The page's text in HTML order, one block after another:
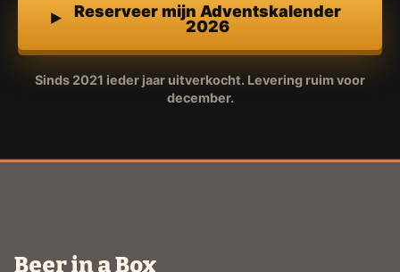
Reserveer mijn Adventskalender
2026
Sinds 2021 ieder jaar uitverkocht. Levering ruim voor
december.
Beer in a Box